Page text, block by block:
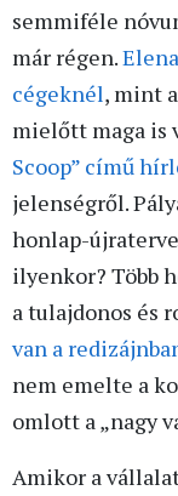
semmiféle
már régen.
cégeknél, mint
mielőtt maga is
Scoop” című
jelenségről.
honlap-
ilyenkor? Több
a tulajdonos és
van a
nem emelte a
omlott a „nagy
Amikor a